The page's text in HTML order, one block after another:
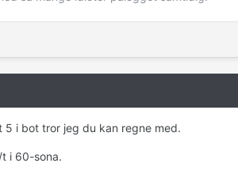
i bot tror jeg du kan regne med.
i 60-sona.